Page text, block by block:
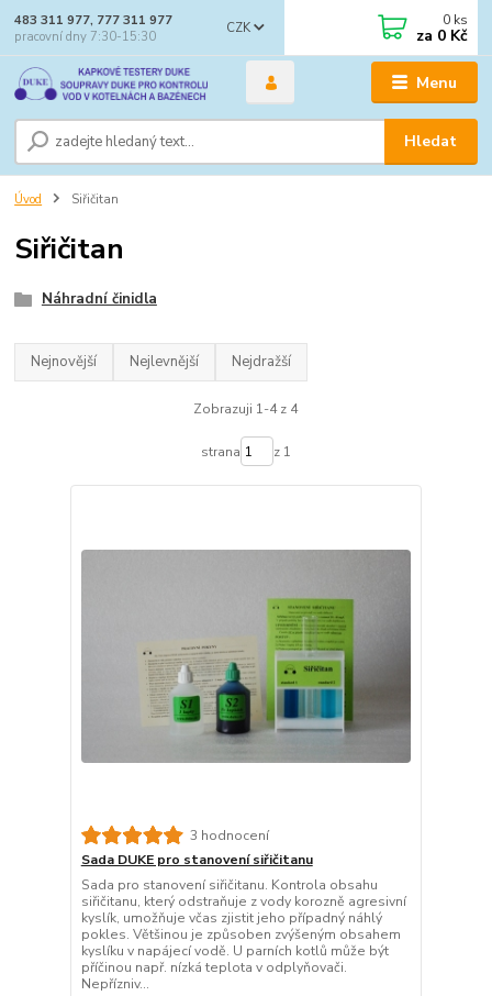
Menu
CZK
Hledat
483 311 977, 777 311 977
pracovní dny 7:30-15:30
0 ks
za 0 Kč
Úvod Siřičitan
Siřičitan
Náhradní činidla
Nejnovější Nejlevnější Nejdražší
Zobrazuji 1-4 z 4
strana z 1
3 hodnocení
Sada DUKE pro stanovení siřičitanu
Sada pro stanovení siřičitanu. Kontrola obsahu
siřičitanu, který odstraňuje z vody korozně agresivní
kyslík, umožňuje včas zjistit jeho případný náhlý
pokles. Většinou je způsoben zvýšeným obsahem
kyslíku v napájecí vodě. U parních kotlů může být
příčinou např. nízká teplota v odplyňovači.
Nepřízniv...